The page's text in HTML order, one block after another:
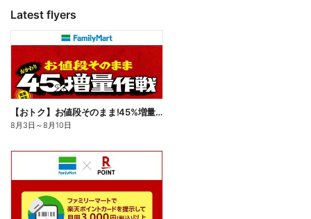
Latest flyers
【おトク】お値段そのまま!45%増量作戦!
8月3日 ～8月10日